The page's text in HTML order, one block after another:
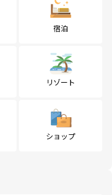
宿泊
リゾート
ショップ